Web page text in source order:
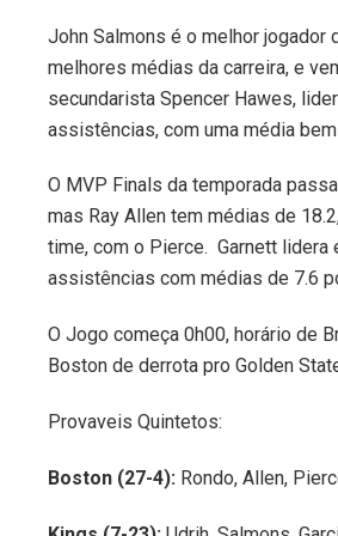
John Salmons é o melhor jogador
melhores médias da carreira, e
secundarista Spencer Hawes,
assistências, com uma média
O MVP Finals da temporada
mas Ray Allen tem médias de
time, com o Pierce. Garnett lidera
assistências com médias de 7.6
O Jogo começa 0h00, horário de
Boston de derrota pro Golden
Provaveis Quintetos:
Boston (27-4): Rondo, Allen,